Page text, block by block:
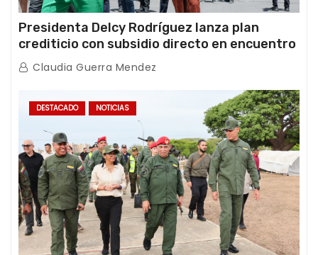
Presidenta Delcy Rodríguez lanza plan
crediticio con subsidio directo en encuentro
con Juntas de Condominio
Claudia Guerra Mendez
DESTACADO NOTICIAS